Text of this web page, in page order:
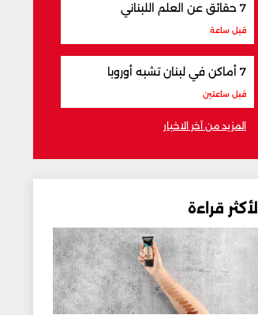
7 حقائق عن العلم اللبناني
قبل ساعة
7 أماكن في لبنان تشبه أوروبا
قبل ساعتين
المزيد من آخر الاخبار
الأكثر قراءة